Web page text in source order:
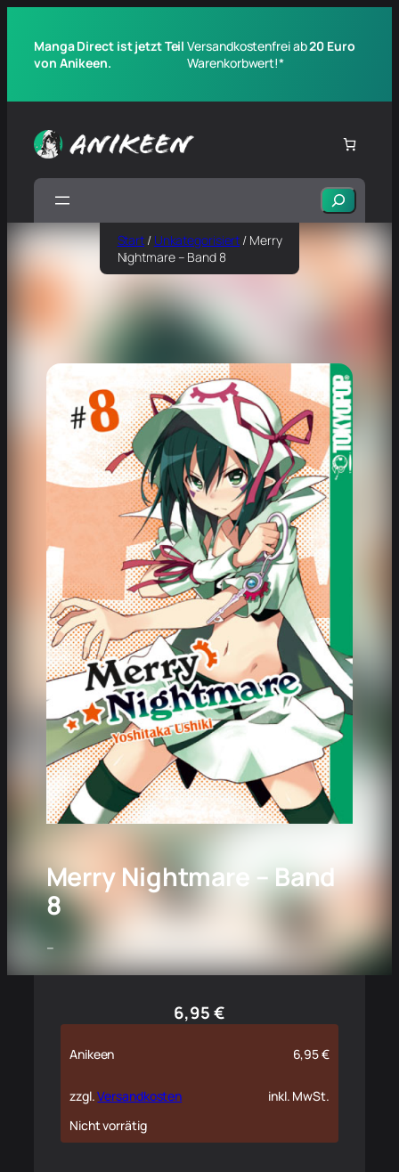
Manga Direct ist jetzt Teil
von Anikeen.
Versandkostenfrei ab20 Euro
Warenkorbwert!*
Suchen
Start / Unkategorisiert / Merry
Nightmare – Band 8
Merry Nightmare – Band
8
–
6,95€
Anikeen 6,95€
zzgl.Versandkosten
inkl. MwSt.
Nicht vorrätig